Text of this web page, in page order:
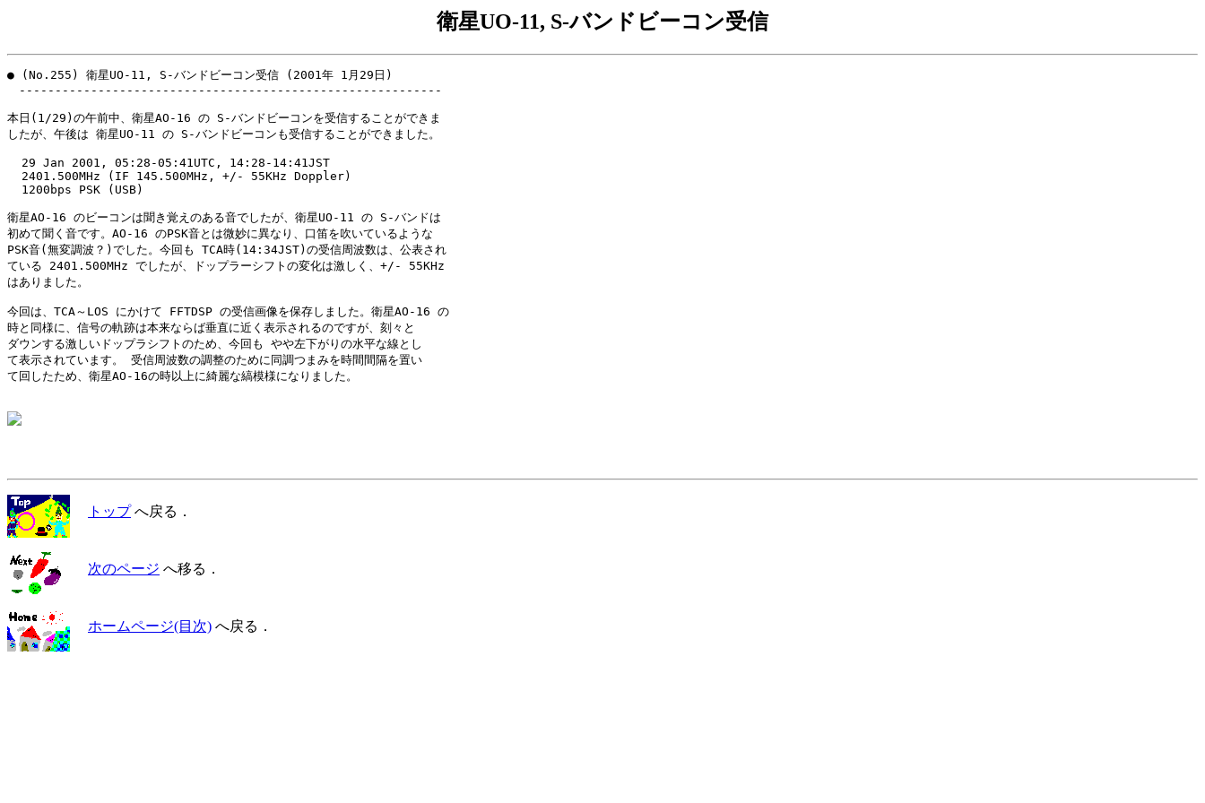
衛星UO-11, S-バンドビーコン受信
● (No.255) 衛星UO-11, S-バンドビーコン受信 (2001年 1月29日)
-----------------------------------------------------------
本日(1/29)の午前中、衛星AO-16 の S-バンドビーコンを受信することができま
したが、午後は 衛星UO-11 の S-バンドビーコンも受信することができました。
  29 Jan 2001, 05:28-05:41UTC, 14:28-14:41JST
  2401.500MHz (IF 145.500MHz, +/- 55KHz Doppler)
  1200bps PSK (USB)
衛星AO-16 のビーコンは聞き覚えのある音でしたが、衛星UO-11 の S-バンドは
初めて聞く音です。AO-16 のPSK音とは微妙に異なり、口笛を吹いているような
PSK音(無変調波？)でした。今回も TCA時(14:34JST)の受信周波数は、公表され
ている 2401.500MHz でしたが、ドップラーシフトの変化は激しく、+/- 55KHz
はありました。
今回は、TCA～LOS にかけて FFTDSP の受信画像を保存しました。衛星AO-16 の
時と同様に、信号の軌跡は本来ならば垂直に近く表示されるのですが、刻々と
ダウンする激しいドップラシフトのため、今回も やや左下がりの水平な線とし
て表示されています。 受信周波数の調整のために同調つまみを時間間隔を置い
て回したため、衛星AO-16の時以上に綺麗な縞模様になりました。
トップへ戻る．
次のページ へ移る．
ホームページ(目次) へ戻る．